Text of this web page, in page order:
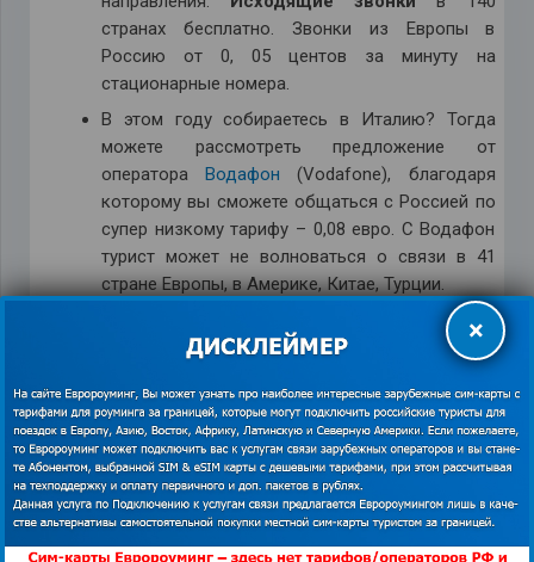
странах бесплатно. Звонки из Европы в
Россию от 0, 05 центов за минуту на
стационарные номера.
В этом году собираетесь в Италию? Тогда
можете рассмотреть предложение от
оператораВодафон(Vodafone), благодаря
которому вы сможете общаться с Россией по
супер низкому тарифу – 0,08 евро. С Водафон
турист может не волноваться о связи в 41
стране Европы, в Америке, Китае, Турции.
мобильный интернет
Покупайте сим-карту Европасим
(Europasim),
Для поездки в Германию советуемкупить
сим-картуОртел Мобайл(Ortel Mobile),
всего за 20 евро вы сможете общаться
(минуты на разговоры) и пользоваться
хорошим мобильным интернетом (750 МБ,
которые будут действовать месяц).
×